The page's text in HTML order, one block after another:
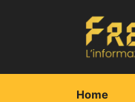
Home